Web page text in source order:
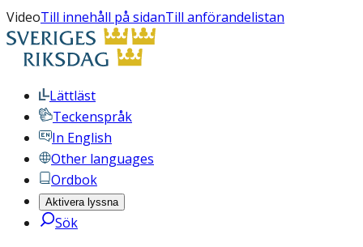
VideoTill innehåll på sidanTill anförandelistan
Lättläst
Teckenspråk
In English
Other languages
Ordbok
Aktivera lyssna
Sök